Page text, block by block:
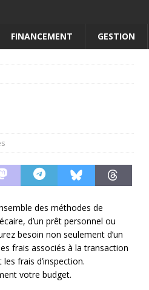
FINANCEMENT GESTION
des méthodes de
d’un prêt personnel ou
besoin non seulement d’un
frais associés à la transaction
frais d’inspection.
votre budget.